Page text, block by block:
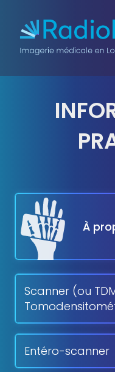
À
Scanner (ou
Entéro-scanner